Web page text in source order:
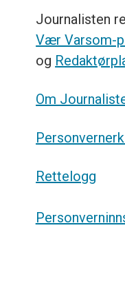
Journalisten
Vær Varsom-
og
Om
Rettelogg